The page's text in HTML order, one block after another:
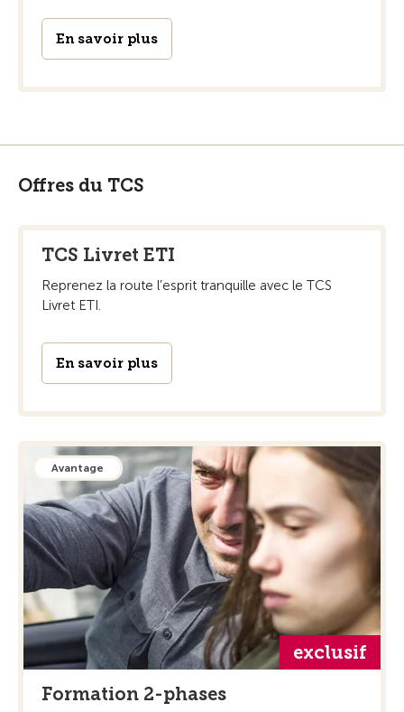
En savoir plus
Offres du TCS
TCS Livret ETI
Reprenez la route l’esprit tranquille avec le TCS
Livret ETI.
En savoir plus
Avantage
exclusif
Formation 2-phases